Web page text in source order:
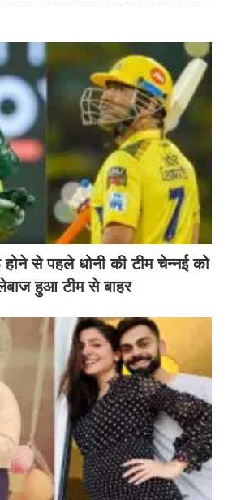
से पहले धोनी की टीम चेन्नई को
हुआ टीम से बाहर